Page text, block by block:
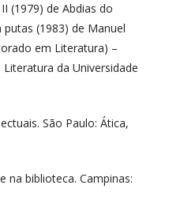
(1979) de Abdias do
(1983) de Manuel
em Literatura) –
da Universidade
São Paulo: Ática,
na biblioteca. Campinas: